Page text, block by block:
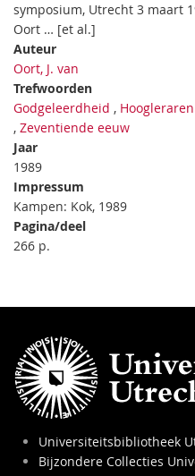
symposium, Utrecht 3 maart
Oort … [et al.]
Auteur
Oort, J. van
Trefwoorden
Godgeleerdheid , Hoogleraren
, Zeventiende eeuw
Jaar
1989
Impressum
Kampen: Kok, 1989
Pagina/deel
266 p.
Universiteitsbibliotheek
Bijzondere Collecties